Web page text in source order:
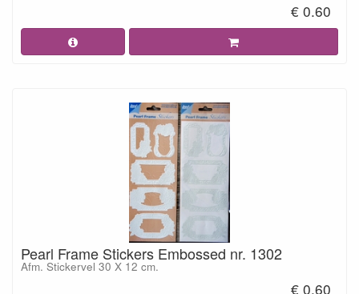
€ 0.60
Pearl Frame Stickers Embossed nr. 1302
Afm. Stickervel 30 X 12 cm.
€ 0.60